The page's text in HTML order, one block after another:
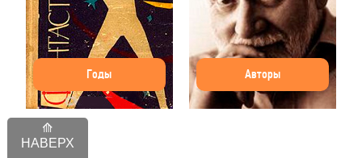
НАВЕРХ
Годы Авторы